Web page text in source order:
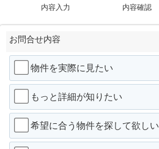
内容入力
内容確認
お問合せ内容
物件を実際に見たい
もっと詳細が知りたい
希望に合う物件を探して欲しい